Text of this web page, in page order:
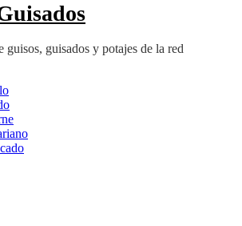
guisos, guisados y potajes de la red